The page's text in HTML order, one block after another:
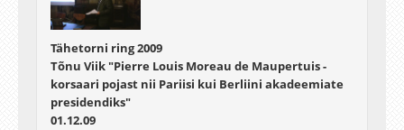
Tähetorni ring 2009
Tõnu Viik "Pierre Louis Moreau de Maupertuis -
korsaari pojast nii Pariisi kui Berliini akadeemiate
presidendiks"
01.12.09